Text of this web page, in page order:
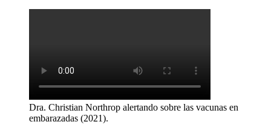
Dra. Christian Northrop alertando sobre las vacunas en
embarazadas (2021).